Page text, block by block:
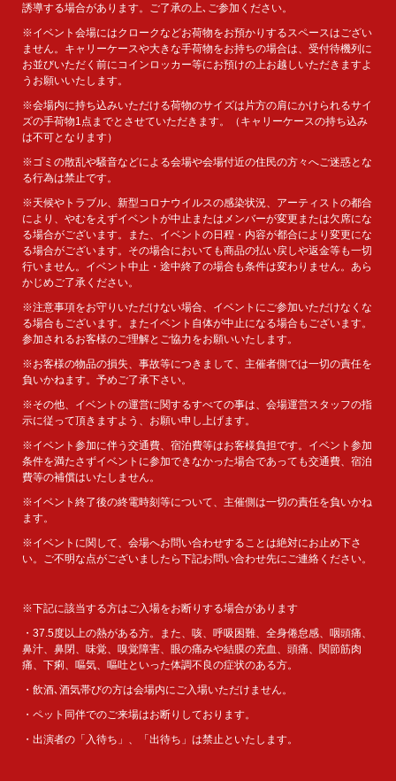
誘導する場合があります。ご了承の上､ご参加ください。
※イベント会場にはクロークなどお荷物をお預かりするスペースはござい
ません。キャリーケースや大きな手荷物をお持ちの場合は、受付待機列に
お並びいただく前にコインロッカー等にお預けの上お越しいただきますよ
うお願いいたします。
※会場内に持ち込みいただける荷物のサイズは片方の肩にかけられるサイ
ズの手荷物1点までとさせていただきます。（キャリーケースの持ち込み
は不可となります）
※ゴミの散乱や騒音などによる会場や会場付近の住民の方々へご迷惑とな
る行為は禁止です。
※天候やトラブル、新型コロナウイルスの感染状況、アーティストの都合
により、やむをえずイベントが中止またはメンバーが変更または欠席にな
る場合がございます。また、イベントの日程・内容が都合により変更にな
る場合がございます。その場合においても商品の払い戻しや返金等も一切
行いません。イベント中止・途中終了の場合も条件は変わりません。あら
かじめご了承ください。
※注意事項をお守りいただけない場合、イベントにご参加いただけなくな
る場合もございます。またイベント自体が中止になる場合もございます。
参加されるお客様のご理解とご協力をお願いいたします。
※お客様の物品の損失、事故等につきまして、主催者側では一切の責任を
負いかねます。予めご了承下さい。
※その他、イベントの運営に関するすべての事は、会場運営スタッフの指
示に従って頂きますよう、お願い申し上げます。
※イベント参加に伴う交通費、宿泊費等はお客様負担です。イベント参加
条件を満たさずイベントに参加できなかった場合であっても交通費、宿泊
費等の補償はいたしません。
※イベント終了後の終電時刻等について、主催側は一切の責任を負いかね
ます。
※イベントに関して、会場へお問い合わせすることは絶対にお止め下さ
い。ご不明な点がございましたら下記お問い合わせ先にご連絡ください。
※下記に該当する方はご入場をお断りする場合があります
・37.5度以上の熱がある方。また、咳、呼吸困難、全身倦怠感、咽頭痛、
鼻汁、鼻閉、味覚、嗅覚障害、眼の痛みや結膜の充血、頭痛、関節筋肉
痛、下痢、嘔気、嘔吐といった体調不良の症状のある方。
・飲酒､酒気帯びの方は会場内にご入場いただけません。
・ペット同伴でのご来場はお断りしております。
・出演者の「入待ち」、「出待ち」は禁止といたします。